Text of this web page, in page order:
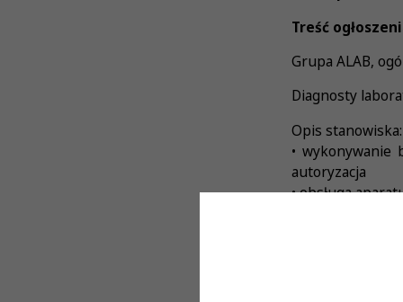
Treść
Grupa ALAB,
Diagnosty
Opis stanowiska:
•
autoryzacja
• obsługa
• prowadzenie
• czynne